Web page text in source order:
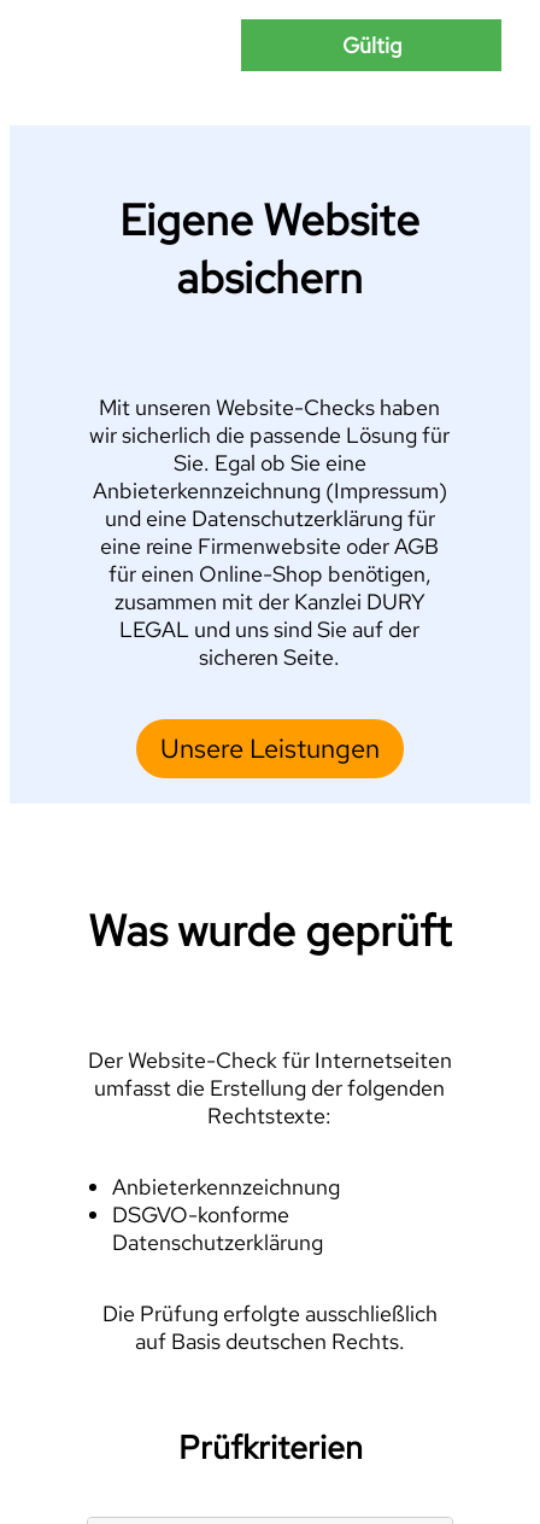
Gültig
Eigene Website
absichern
Mit unseren Website-Checks haben
wir sicherlich die passende Lösung für
Sie. Egal ob Sie eine
Anbieterkennzeichnung (Impressum)
und eine Datenschutzerklärung für
eine reine Firmenwebsite oder AGB
für einen Online-Shop benötigen,
zusammen mit der Kanzlei DURY
LEGAL und uns sind Sie auf der
sicheren Seite.
Unsere Leistungen
Was wurde geprüft
Der Website-Check für Internetseiten
umfasst die Erstellung der folgenden
Rechtstexte:
Anbieterkennzeichnung
DSGVO-konforme
Datenschutzerklärung
Die Prüfung erfolgte ausschließlich
auf Basis deutschen Rechts.
Prüfkriterien